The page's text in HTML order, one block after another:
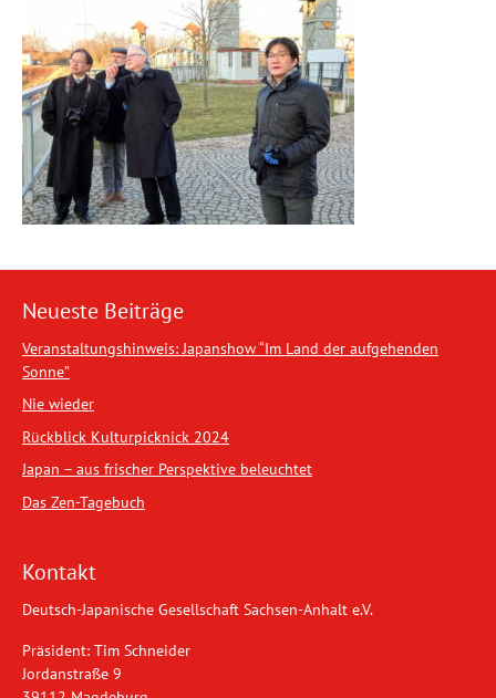
Neueste Beiträge
Veranstaltungshinweis: Japanshow “Im Land der aufgehenden
Sonne”
Nie wieder
Rückblick Kulturpicknick 2024
Japan – aus frischer Perspektive beleuchtet
Das Zen-Tagebuch
Kontakt
Deutsch-Japanische Gesellschaft Sachsen-Anhalt e.V.
Präsident: Tim Schneider
Jordanstraße 9